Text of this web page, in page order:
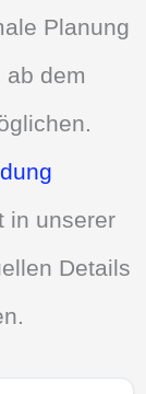
Planung
ab dem
in unserer
Details